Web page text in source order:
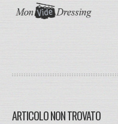
ARTICOLO NON TROVATO